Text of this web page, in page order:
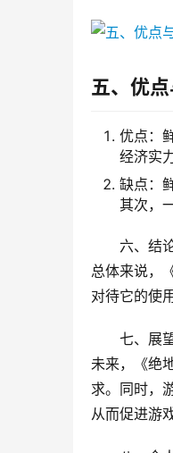
五、优点
优点：
经济实
缺点：
其次，
六、结论
总体来说，
对待它的使
七、展
未来，《绝
求。同时，
从而促进游